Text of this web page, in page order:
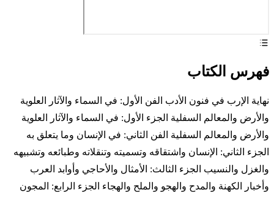
فهرس الكتاب
نهاية الإرب في فنون الأدب الفن الأول: في السماء والآثار العلوية
والأرض والمعالم السفلية الجزء الأول: في السماء والآثار العلوية
والأرض والمعالم السفلية الفن الثاني: في الإنسان وما يتعلق به
الجزء الثاني: الإنسان واشتقاقه وتسميته وتنقلاته وطبائعه وتشبيهه
والغزل والنسيب الجزء الثالث: الأمثال والأحاجي وأوابد العرب
وأخبار الكهنة والمدح والهجو والملح والهجاء الجزء الرابع: المجون